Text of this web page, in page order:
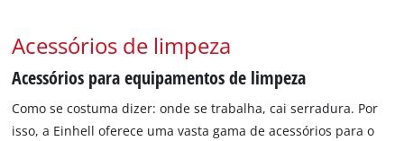
Acessórios de limpeza
Acessórios para equipamentos de limpeza
Como se costuma dizer: onde se trabalha, cai serradura. Por
isso, a Einhell oferece uma vasta gama de acessórios para o